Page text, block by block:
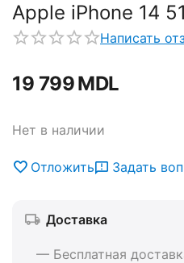
Apple iPhone 14
Написать
19 799MDL
Нет в наличии
Отложить Задать
Доставка
— Бесплатная